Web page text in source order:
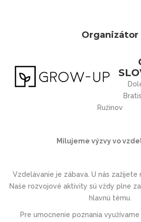
Organizátor
Ružinov
Milujeme výzvy vo
Vzdelávanie je zábava. U nás zažijete
Naše rozvojové aktivity sú vždy plne
hlavnú tému.
Pre umocnenie poznania využívame